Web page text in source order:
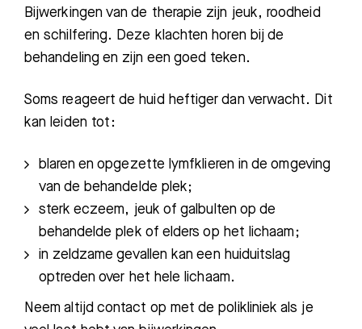
Zoeken
Meest gezocht:
Bijwerkingen van de therapie zijn jeuk, roodheid
en schilfering. Deze klachten horen bij de
behandeling en zijn een goed teken.
Soms reageert de huid heftiger dan verwacht. Dit
kan leiden tot:
blaren en opgezette lymfklieren in de omgeving
van de behandelde plek;
sterk eczeem, jeuk of galbulten op de
behandelde plek of elders op het lichaam;
in zeldzame gevallen kan een huiduitslag
optreden over het hele lichaam.
Neem altijd contact op met de polikliniek als je